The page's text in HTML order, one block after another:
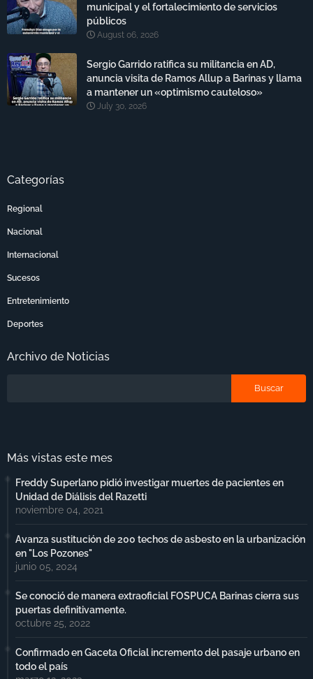
municipal y el fortalecimiento de servicios
públicos
August 06, 2026
Sergio Garrido ratifica su militancia en AD,
anuncia visita de Ramos Allup a Barinas y llama
a mantener un «optimismo cauteloso»
July 30, 2026
Categorías
Regional
Nacional
Internacional
Sucesos
Entretenimiento
Deportes
Archivo de Noticias
Más vistas este mes
Freddy Superlano pidió investigar muertes de pacientes en
Unidad de Diálisis del Razetti
noviembre 04, 2021
Avanza sustitución de 200 techos de asbesto en la urbanización
en "Los Pozones"
junio 05, 2024
Se conoció de manera extraoficial FOSPUCA Barinas cierra sus
puertas definitivamente.
octubre 25, 2022
Confirmado en Gaceta Oficial incremento del pasaje urbano en
todo el país